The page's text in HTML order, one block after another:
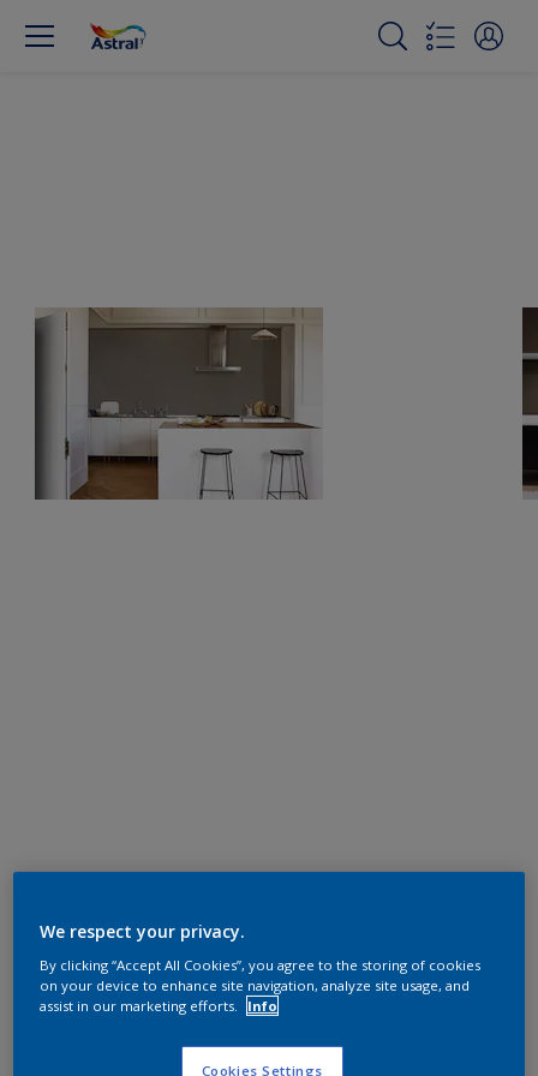
We respect your privacy.
By clicking “Accept All Cookies”, you agree to the storing of cookies
on your device to enhance site navigation, analyze site usage, and
assist in our marketing efforts.
Info
Cookies Settings